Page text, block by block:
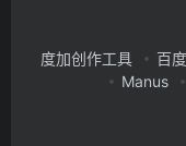
度加创作工具 百
Manus